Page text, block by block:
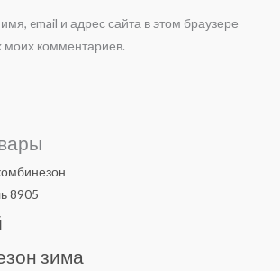
email и адрес сайта в этом браузере
комментариев.
зима